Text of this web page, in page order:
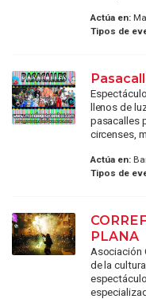
Actúa en:
Tipos de
llenos de
pasacalles
circenses,
Actúa en:
Tipos de
PLANA
Asociación
de la